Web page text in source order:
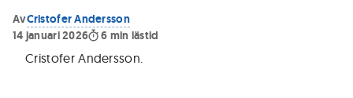
AvCristofer Andersson
14 januari 2026
6 min lästid
Cristofer Andersson.